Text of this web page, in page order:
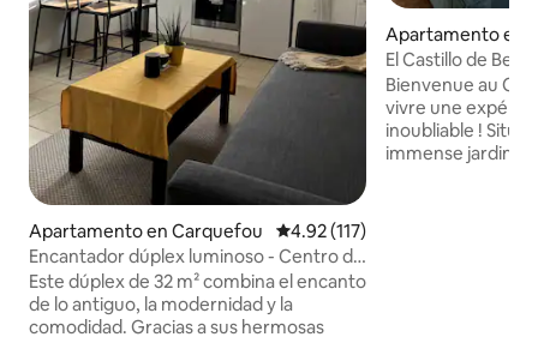
Apartamento en Carquefou Calificación promedio: 4.92 de
4.92 (117)
Encantador dúplex luminoso - Centro de
Carquefou
Este dúplex de 32 m² combina el encanto
de lo antiguo, la modernidad y la
comodidad. Gracias a sus hermosas
Apartamento en
El Castillo de Bel
Suite de 125 m2
Bienvenue au
vivre une
inoubliable ! Situé au coeur d'un
immense jardin,